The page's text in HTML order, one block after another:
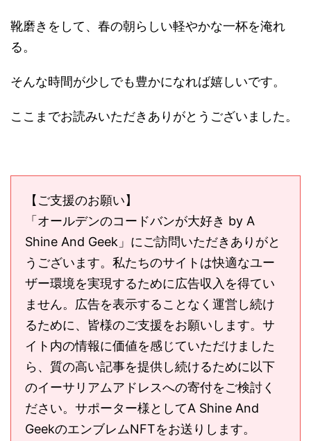
靴磨きをして、春の朝らしい軽やかな一杯を淹れ
る。
そんな時間が少しでも豊かになれば嬉しいです。
ここまでお読みいただきありがとうございました。
【ご支援のお願い】
「オールデンのコードバンが大好き by A
Shine And Geek」にご訪問いただきありがと
うございます。私たちのサイトは快適なユー
ザー環境を実現するために広告収入を得てい
ません。広告を表示することなく運営し続け
るために、皆様のご支援をお願いします。サ
イト内の情報に価値を感じていただけました
ら、質の高い記事を提供し続けるために以下
のイーサリアムアドレスへの寄付をご検討く
ださい。サポーター様としてA Shine And
GeekのエンブレムNFTをお送りします。